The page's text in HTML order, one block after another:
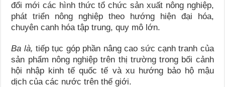
đổi mới các hình thức tổ chức sản xuất nông nghiệp,
phát triển nông nghiệp theo hướng hiện đại hóa,
chuyên canh hóa tập trung, quy mô lớn.
Ba là, tiếp tục góp phần nâng cao sức cạnh tranh của
sản phẩm nông nghiệp trên thị trường trong bối cảnh
hội nhập kinh tế quốc tế và xu hướng bảo hộ mậu
dịch của các nước trên thế giới.